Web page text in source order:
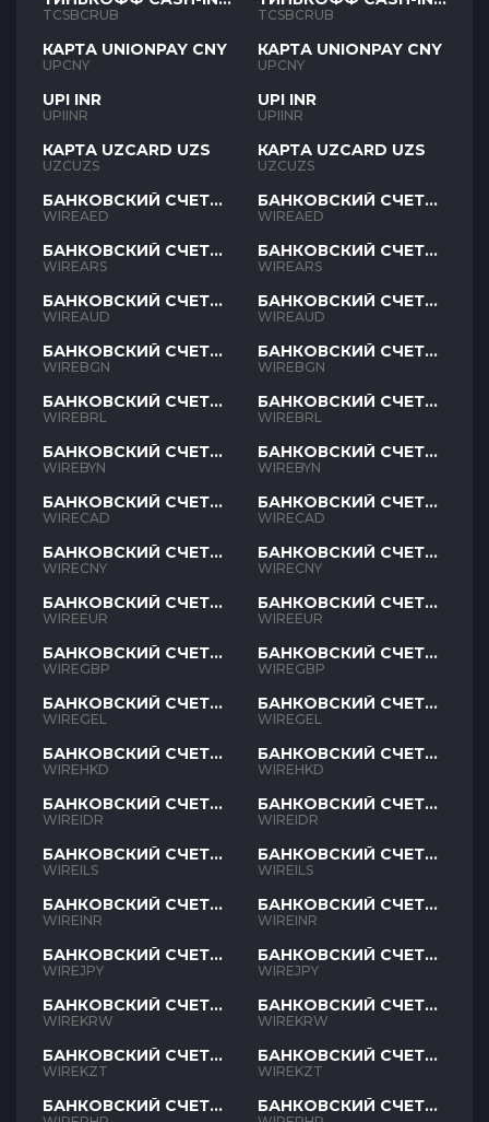
RUB
TCSBCRUB
КАРТА UNIONPAY CNY
UPCNY
UPI INR
UPIINR
КАРТА UZCARD UZS
UZCUZS
БАНКОВСКИЙ СЧЕТ
AED
WIREAED
БАНКОВСКИЙ СЧЕТ
ARS
WIREARS
БАНКОВСКИЙ СЧЕТ
AUD
WIREAUD
БАНКОВСКИЙ СЧЕТ
BGN
WIREBGN
БАНКОВСКИЙ СЧЕТ
BRL
WIREBRL
БАНКОВСКИЙ СЧЕТ
BYN
WIREBYN
БАНКОВСКИЙ СЧЕТ
CAD
WIRECAD
БАНКОВСКИЙ СЧЕТ
CNY
WIRECNY
БАНКОВСКИЙ СЧЕТ
EUR
WIREEUR
БАНКОВСКИЙ СЧЕТ
GBP
WIREGBP
БАНКОВСКИЙ СЧЕТ
GEL
WIREGEL
БАНКОВСКИЙ СЧЕТ
HKD
WIREHKD
БАНКОВСКИЙ СЧЕТ
IDR
WIREIDR
БАНКОВСКИЙ СЧЕТ
ILS
WIREILS
БАНКОВСКИЙ СЧЕТ
INR
WIREINR
БАНКОВСКИЙ СЧЕТ
JPY
WIREJPY
БАНКОВСКИЙ СЧЕТ
KRW
WIREKRW
БАНКОВСКИЙ СЧЕТ
KZT
WIREKZT
БАНКОВСКИЙ СЧЕТ
RUB
TCSBCRUB
КАРТА UNIONPAY CNY
UPCNY
UPI INR
UPIINR
КАРТА UZCARD UZS
UZCUZS
БАНКОВСКИЙ СЧЕТ
AED
WIREAED
БАНКОВСКИЙ СЧЕТ
ARS
WIREARS
БАНКОВСКИЙ СЧЕТ
AUD
WIREAUD
БАНКОВСКИЙ СЧЕТ
BGN
WIREBGN
БАНКОВСКИЙ СЧЕТ
BRL
WIREBRL
БАНКОВСКИЙ СЧЕТ
BYN
WIREBYN
БАНКОВСКИЙ СЧЕТ
CAD
WIRECAD
БАНКОВСКИЙ СЧЕТ
CNY
WIRECNY
БАНКОВСКИЙ СЧЕТ
EUR
WIREEUR
БАНКОВСКИЙ СЧЕТ
GBP
WIREGBP
БАНКОВСКИЙ СЧЕТ
GEL
WIREGEL
БАНКОВСКИЙ СЧЕТ
HKD
WIREHKD
БАНКОВСКИЙ СЧЕТ
IDR
WIREIDR
БАНКОВСКИЙ СЧЕТ
ILS
WIREILS
БАНКОВСКИЙ СЧЕТ
INR
WIREINR
БАНКОВСКИЙ СЧЕТ
JPY
WIREJPY
БАНКОВСКИЙ СЧЕТ
KRW
WIREKRW
БАНКОВСКИЙ СЧЕТ
KZT
WIREKZT
БАНКОВСКИЙ СЧЕТ